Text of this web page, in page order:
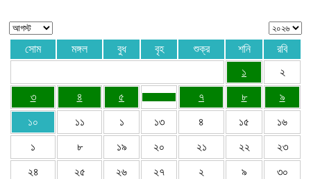
সোম মঙ্গল বুধ বৃহ শুক্র শনি
রবি
১
২
৩ ৪ ৫ ৭ ৮ ৯
১০ ১১ ১ ১৩ ৪ ১৫ ১৬
১ ৮ ১৯ ২০ ২১ ২২ ২৩
২৪ ২৫ ২৬ ২৭ ২ ৯ ৩০